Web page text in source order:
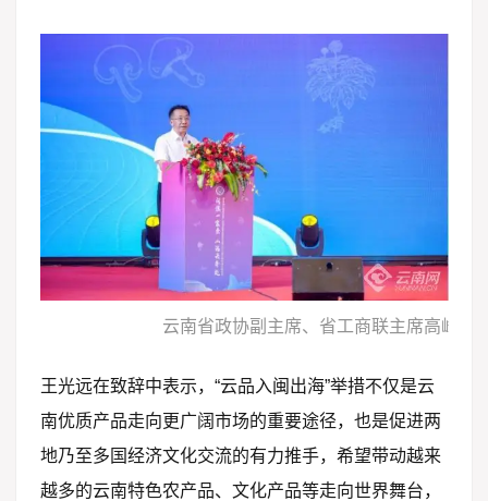
云南省政协副主席、省工商联主席高峰致
王光远在致辞中表示，“云品入闽出海”举措不仅是云
南优质产品走向更广阔市场的重要途径，也是促进两
地乃至多国经济文化交流的有力推手，希望带动越来
越多的云南特色农产品、文化产品等走向世界舞台，